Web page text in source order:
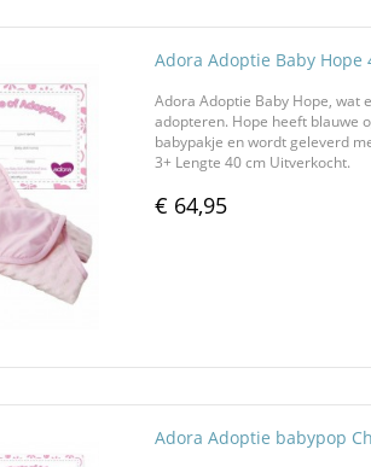
Adora Adoptie Baby Hope
Adora Adoptie Baby Hope, wat
adopteren. Hope heeft blauwe
babypakje en wordt geleverd
3+ Lengte 40 cm Uitverkocht.
€ 64,95
Adora Adoptie babypop